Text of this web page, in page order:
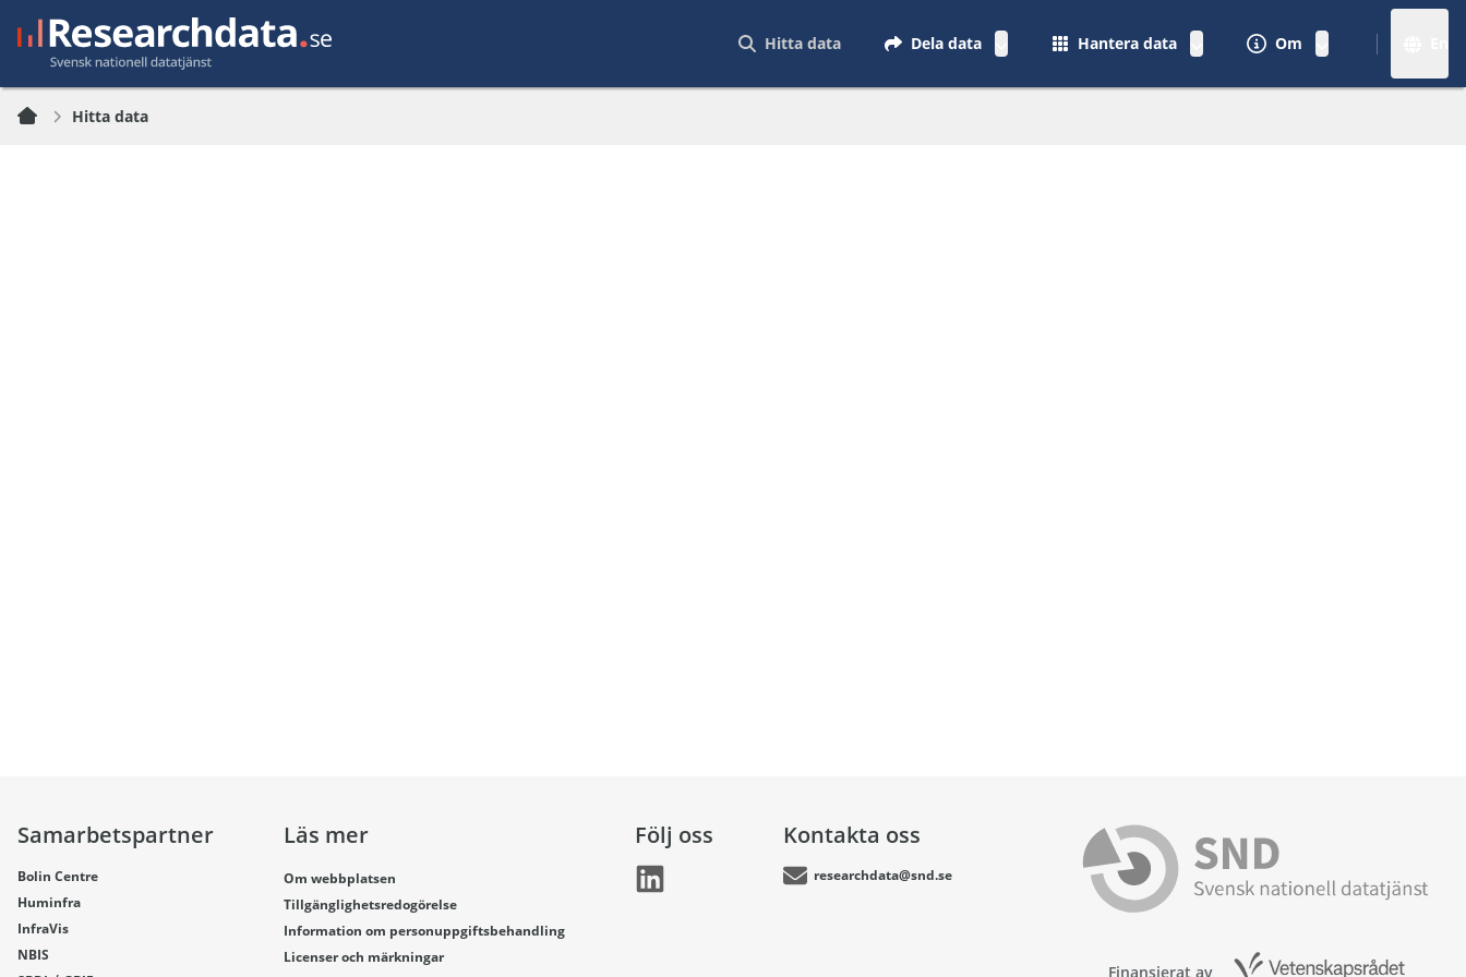
Hitta data Dela data Hantera data Om
Hitta data
Samarbetspartner
Bolin Centre
Huminfra
InfraVis
NBIS
Läs mer
Om webbplatsen
Tillgänglighetsredogörelse
Information om personuppgiftsbehandling
Licenser och märkningar
Följ oss Kontakta oss
researchdata@snd.se
Finansierat av